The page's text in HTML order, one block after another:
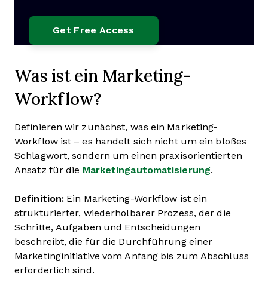
Was ist ein Marketing-
Workflow?
Definieren wir zunächst, was ein Marketing-
Workflow ist – es handelt sich nicht um ein bloßes
Schlagwort, sondern um einen praxisorientierten
Ansatz für die Marketingautomatisierung.
Definition: Ein Marketing-Workflow ist ein
strukturierter, wiederholbarer Prozess, der die
Schritte, Aufgaben und Entscheidungen
beschreibt, die für die Durchführung einer
Marketinginitiative vom Anfang bis zum Abschluss
erforderlich sind.